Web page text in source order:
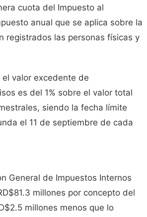
cuota del Impuesto al
anual que se aplica sobre la
registrados las personas físicas y
valor excedente de
es del 1% sobre el valor total
siendo la fecha límite
el 11 de septiembre de cada
General de Impuestos Internos
millones por concepto del
millones menos que lo